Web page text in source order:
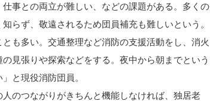
事との両立が難しい、などの課題がある。多くの
らず、敬遠されるため団員補充も難しいという。
も多い。交通整理など消防の支援活動をし、消火
見張りや探索などをする。夜中から朝までという
と現役消防団員。
のつながりがきちんと機能しなければ、独居老